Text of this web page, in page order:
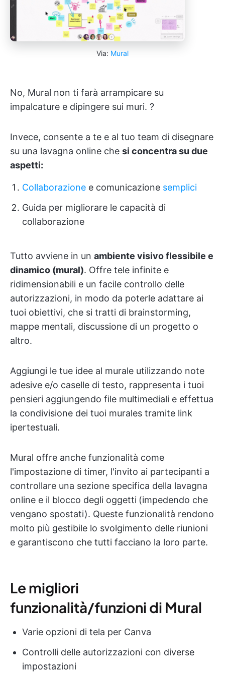
Via: Mural
No, Mural non ti farà arrampicare su
impalcature e dipingere sui muri. ?
Invece, consente a te e al tuo team di disegnare
su una lavagna online che si concentra su due
aspetti:
Collaborazione e comunicazione semplici
Guida per migliorare le capacità di
collaborazione
Tutto avviene in un ambiente visivo flessibile e
dinamico (mural). Offre tele infinite e
ridimensionabili e un facile controllo delle
autorizzazioni, in modo da poterle adattare ai
tuoi obiettivi, che si tratti di brainstorming,
mappe mentali, discussione di un progetto o
altro.
Aggiungi le tue idee al murale utilizzando note
adesive e/o caselle di testo, rappresenta i tuoi
pensieri aggiungendo file multimediali e effettua
la condivisione dei tuoi murales tramite link
ipertestuali.
Mural offre anche funzionalità come
l'impostazione di timer, l'invito ai partecipanti a
controllare una sezione specifica della lavagna
online e il blocco degli oggetti (impedendo che
vengano spostati). Queste funzionalità rendono
molto più gestibile lo svolgimento delle riunioni
e garantiscono che tutti facciano la loro parte.
Le migliori
funzionalità/funzioni di Mural
Varie opzioni di tela per Canva
Controlli delle autorizzazioni con diverse
impostazioni